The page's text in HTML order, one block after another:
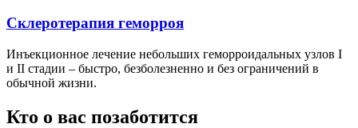
Склеротерапия геморроя
Инъекционное лечение небольших геморроидальных узлов I
и II стадии – быстро, безболезненно и без ограничений в
обычной жизни.
Кто о вас позаботится